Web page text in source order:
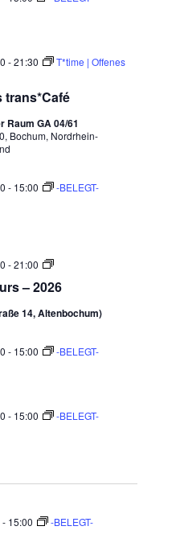
trans*Café
-21:30
T*time | Offenes
Raum GA 04/61
Bochum, Nordrhein-
- 15:00 -BELEGT-
– 2026
-21:00
AStA
14, Altenbochum)
- 15:00 -BELEGT-
- 15:00 -BELEGT-
- 15:00 -BELEGT-